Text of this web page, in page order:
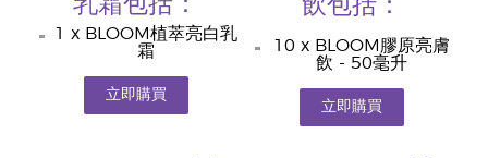
1 x BLOOM植萃亮白乳
霜
立即購買
飲包括：
10 x BLOOM膠原亮膚
飲 - 50毫升
立即購買